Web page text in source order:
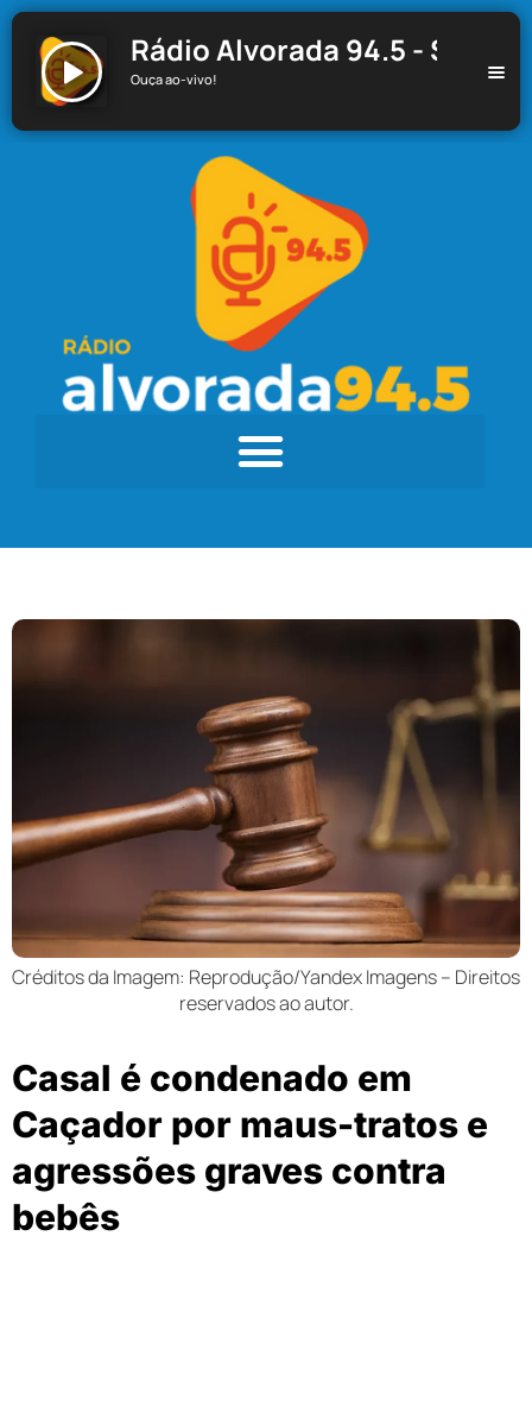
Rádio Alvorada 94.5 - Santa
Ouça ao-vivo!
Créditos da Imagem: Reprodução/Yandex Imagens – Direitos
reservados ao autor.
Casal é condenado em
Caçador por maus-tratos e
agressões graves contra
bebês